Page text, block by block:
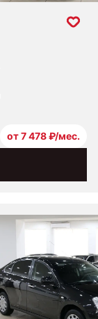
от 7 478 ₽/мес.